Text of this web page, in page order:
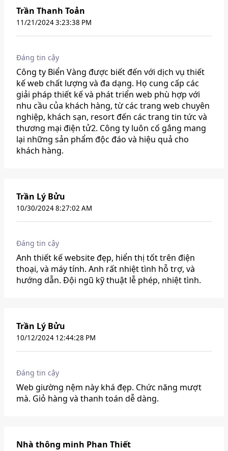
Trần Thanh Toản
11/21/2024 3:23:38 PM
Đáng tin cậy
Công ty Biển Vàng được biết đến với dịch vụ thiết
kế web chất lượng và đa dạng. Họ cung cấp các
giải pháp thiết kế và phát triển web phù hợp với
nhu cầu của khách hàng, từ các trang web chuyên
nghiệp, khách sạn, resort đến các trang tin tức và
thương mại điện tử2. Công ty luôn cố gắng mang
lại những sản phẩm độc đáo và hiệu quả cho
khách hàng.
Trần Lý Bửu
10/30/2024 8:27:02 AM
Đáng tin cậy
Anh thiết kế website đẹp, hiển thị tốt trên điện
thoại, và máy tính. Anh rất nhiệt tình hỗ trợ, và
hướng dẫn. Đội ngũ kỹ thuật lễ phép, nhiệt tình.
Trần Lý Bửu
10/12/2024 12:44:28 PM
Đáng tin cậy
Web giường nệm này khá đẹp. Chức năng mượt
mà. Giỏ hàng và thanh toán dễ dàng.
Nhà thông minh Phan Thiết